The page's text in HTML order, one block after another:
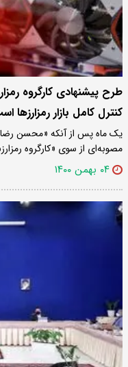
طرح پیشنهادی کارگروه
کنترل کامل بازار رمزارزها
یک ماه پس از آنکه «محسن
مصوبه‌ای از سوی «کارگروه
۰۴ بهمن ۱۴۰۰